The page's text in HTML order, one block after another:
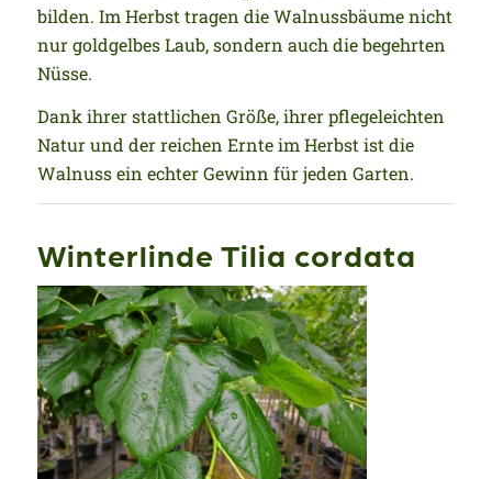
bilden. Im Herbst tragen die Walnussbäume nicht
nur goldgelbes Laub, sondern auch die begehrten
Nüsse.
Dank ihrer stattlichen Größe, ihrer pflegeleichten
Natur und der reichen Ernte im Herbst ist die
Walnuss ein echter Gewinn für jeden Garten.
Winterlinde Tilia cordata